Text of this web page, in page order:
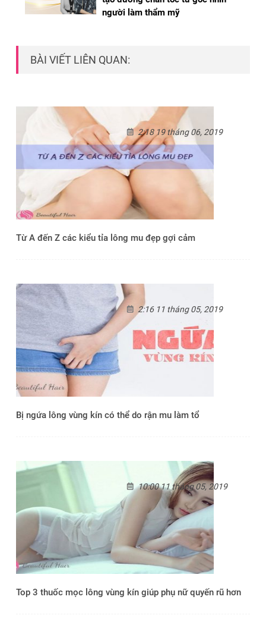
người làm thẩm mỹ
BÀI VIẾT LIÊN QUAN:
Từ A đến Z các kiểu tỉa lông mu đẹp gợi cảm
2:18 19 tháng 06, 2019
Bị ngứa lông vùng kín có thể do rận mu làm tổ
2:16 11 tháng 05, 2019
Top 3 thuốc mọc lông vùng kín giúp phụ nữ quyến rũ hơn
10:00 11 tháng 05, 2019